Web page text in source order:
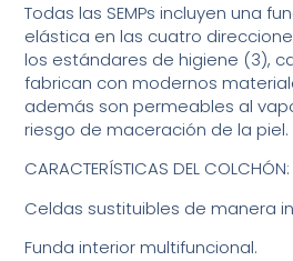
Todas las SEMPs incluyen una
elástica en las cuatro
los estándares de higiene (3),
fabrican con modernos
además son permeables al
riesgo de maceración de la piel.
CARACTERÍSTICAS DEL COLCHÓN:
Celdas sustituibles de manera
Funda interior multifuncional.